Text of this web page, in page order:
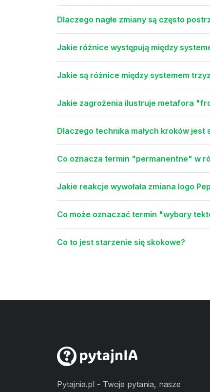
Dlaczego nagłe zmiany są często
Jakie różnice występują między
Jakie są różnice między systemem
Jakie zagrożenia ilustruje metafora
Dlaczego technika małych kroków jest
Co oznacza termin "permanentne" w
Jakie reakcje wywołała zmiana logo
Co może oznaczać termin "wybory
Co to jest starzenie się skokowe?
Pytajnia.pl - Twoje pytania, nasze